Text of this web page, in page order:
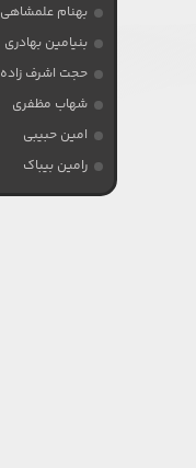
بهنام علمشاهی
بنیامین بهادری
حجت اشرف زاده
شهاب مظفری
امین حبیبی
رامین بیباک